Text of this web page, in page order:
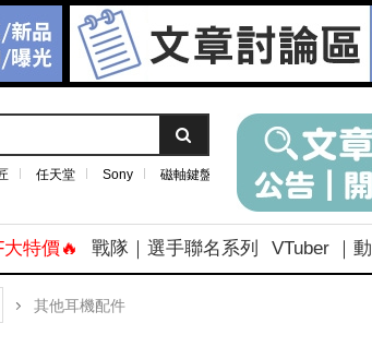
任天堂 Sony 磁軸鍵盤
特價🔥 戰隊｜選手聯名系列 VTuber ｜
其他耳機配件